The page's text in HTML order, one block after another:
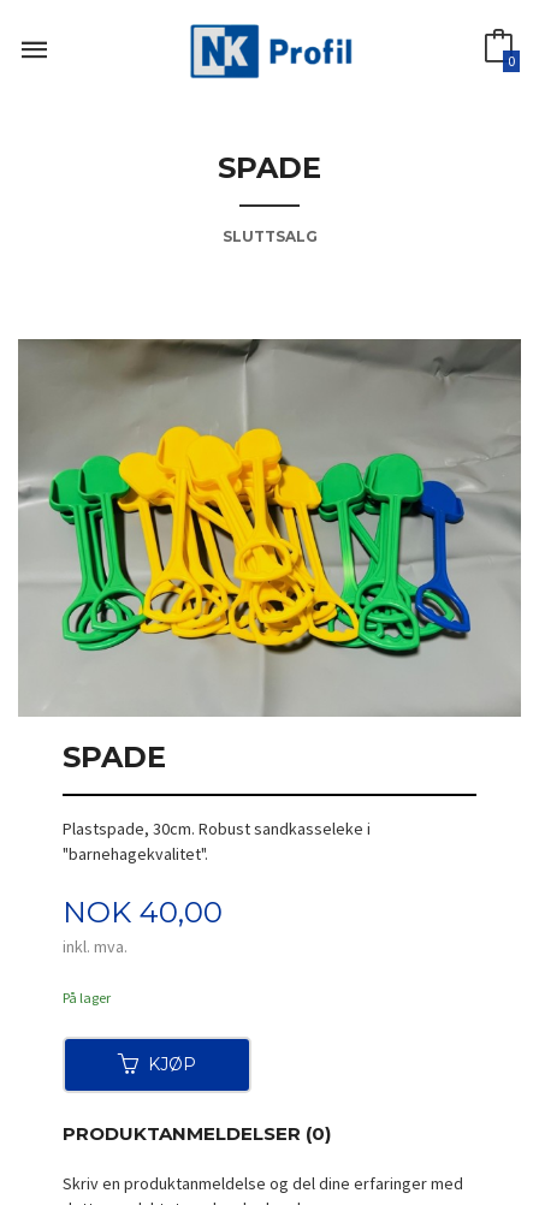
innholdet
0
SPADE
SLUTTSALG
SPADE
Plastspade, 30cm. Robust sandkasseleke i
"barnehagekvalitet".
Pris
NOK 40,00
inkl. mva.
På lager
KJØP
PRODUKTANMELDELSER (0)
Skriv en produktanmeldelse og del dine erfaringer med